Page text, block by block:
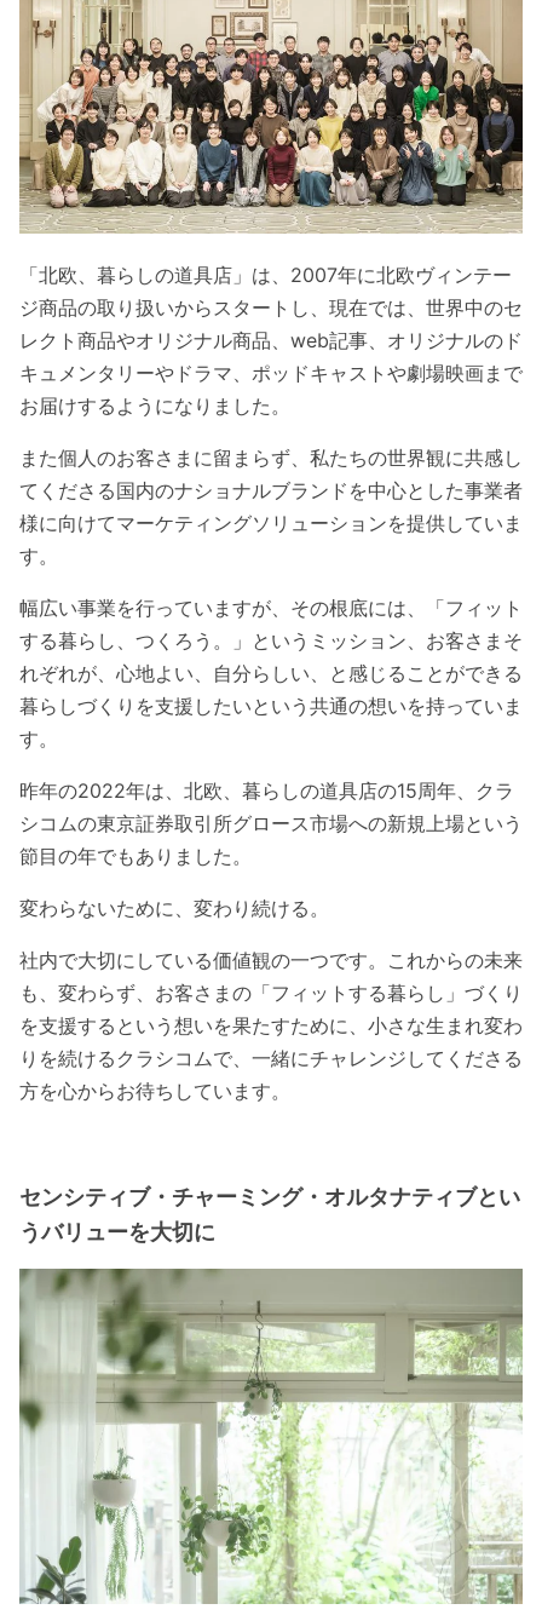
「北欧、暮らしの道具店」は、2007年に北欧ヴィンテー
ジ商品の取り扱いからスタートし、現在では、世界中のセ
レクト商品やオリジナル商品、web記事、オリジナルのド
キュメンタリーやドラマ、ポッドキャストや劇場映画まで
お届けするようになりました。
また個人のお客さまに留まらず、私たちの世界観に共感し
てくださる国内のナショナルブランドを中心とした事業者
様に向けてマーケティングソリューションを提供していま
す。
幅広い事業を行っていますが、その根底には、「フィット
する暮らし、つくろう。」というミッション、お客さまそ
れぞれが、心地よい、自分らしい、と感じることができる
暮らしづくりを支援したいという共通の想いを持っていま
す。
昨年の2022年は、北欧、暮らしの道具店の15周年、クラ
シコムの東京証券取引所グロース市場への新規上場という
節目の年でもありました。
変わらないために、変わり続ける。
社内で大切にしている価値観の一つです。これからの未来
も、変わらず、お客さまの「フィットする暮らし」づくり
を支援するという想いを果たすために、小さな生まれ変わ
りを続けるクラシコムで、一緒にチャレンジしてくださる
方を心からお待ちしています。
センシティブ・チャーミング・オルタナティブとい
うバリューを大切に